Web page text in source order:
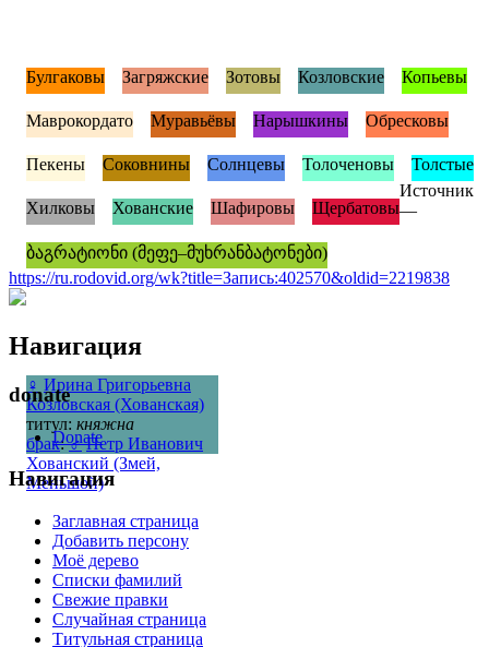
♀ Ирина Григорьевна
Козловская (Хованская)
титул: княжна
брак:♂ Петр Иванович
Хованский (Змей,
Меньшой)
Булгаковы Загряжские Зотовы Козловские Копьевы
Маврокордато Муравьёвы Нарышкины Обресковы
Пекены Соковнины Солнцевы Толоченовы Толстые
Хилковы Хованские Шафировы Щербатовы
ბაგრატიონი (მეფე–მუხრანბატონები)
Источник
—
https://ru.rodovid.org/wk?title=Запись:402570&oldid=2219838
Навигация
donate
Donate
Навигация
Заглавная страница
Добавить персону
Моё дерево
Списки фамилий
Свежие правки
Случайная страница
Титульная страница